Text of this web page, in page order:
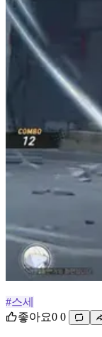
#스세
좋아요0 0